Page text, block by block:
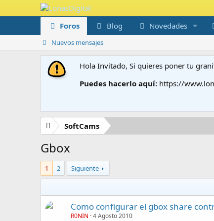
Foros Blog Novedades
Nuevos mensajes
Hola Invitado, Si quieres poner tu
Puedes hacerlo aquí: https://
SoftCams
Gbox
1 2 Siguiente
Como configurar el gbox share
R0NIN 4 Agosto 2010